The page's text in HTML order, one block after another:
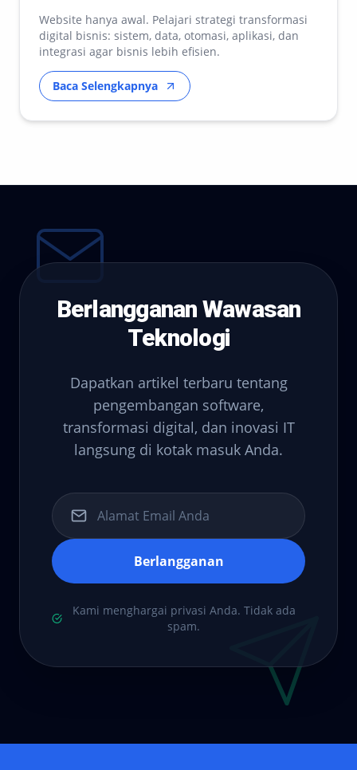
Website hanya awal. Pelajari strategi transformasi
digital bisnis: sistem, data, otomasi, aplikasi, dan
integrasi agar bisnis lebih efisien.
Baca Selengkapnya
Berlangganan Wawasan
Teknologi
Dapatkan artikel terbaru tentang
pengembangan software,
transformasi digital, dan inovasi IT
langsung di kotak masuk Anda.
Berlangganan
Kami menghargai privasi Anda. Tidak ada
spam.